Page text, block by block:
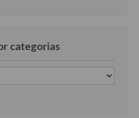
categorias